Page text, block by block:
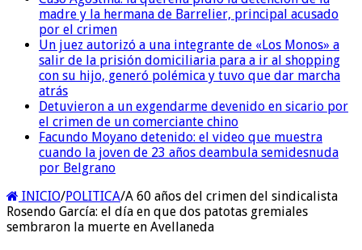
madre y la hermana de Barrelier, principal acusado
por el crimen
Un juez autorizó a una integrante de «Los Monos» a
salir de la prisión domiciliaria para a ir al shopping
con su hijo, generó polémica y tuvo que dar marcha
atrás
Detuvieron a un exgendarme devenido en sicario por
el crimen de un comerciante chino
Facundo Moyano detenido: el video que muestra
cuando la joven de 23 años deambula semidesnuda
por Belgrano
INICIO/POLITICA/A 60 años del crimen del sindicalista
Rosendo García: el día en que dos patotas gremiales
sembraron la muerte en Avellaneda